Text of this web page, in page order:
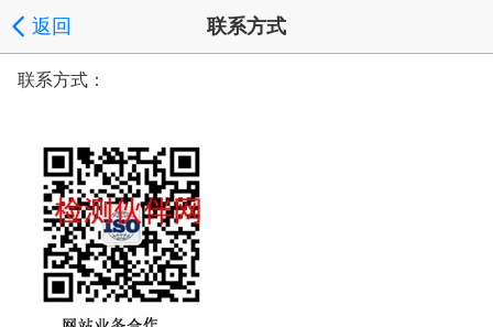
返回 联系方式
联系方式：